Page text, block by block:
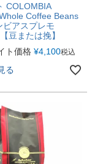
COLOMBIA
Coffee Beans
ビアスプレモ
豆または挽】
ト価格 ¥4,100税込
る